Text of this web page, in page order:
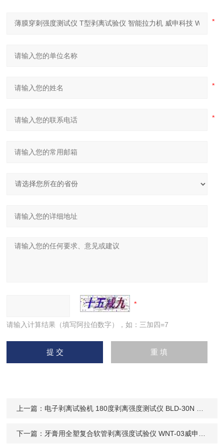
请输入计算结果（填写阿拉伯数字），如：三加四=7
上一篇： 电子剥离试验机 180度剥离强度测试仪 BLD-30N 威申科技
下一篇： 牙膏用全塑复合软管剥离强度试验仪 WNT-03威申科技